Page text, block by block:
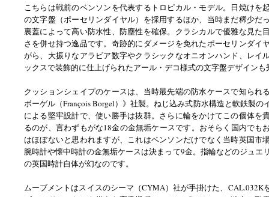
こちらは戦前のベンソンを代表するトロピカル・モデル。日焼けを
の文字盤（ポーセリンダイヤル）を採用するほか、当時まだ稀少だ
裏蓋によって高い防水性、防塵性を確保。クラシカルで優雅な見た
さを併せ持つ逸品です。奇跡的にダメージを免れたポーセリンダイ
がら、大振りなアラビア数字やクラシックなオニオンハンド、レイ
ックスで装飾的に仕上げられたアール・デコ様式の文字盤デザインも
クッションシェイプのケースは、当時最先端の防水ケースで知られ
ボーゲル（François Borgel）》社製。ねじ込み式防水構造と軟鉄製の
による堅牢設計で、使い勝手は抜群。さらに輪をかけてこの個体を
るのが、言わずもがな18金の金無垢ケースです。おそらく国内でも
はほぼないと思われますが、これはベンソンだけでなく当時英国市
腕時計や懐中時計の金無垢ケースは決まって9金。指輪などのジュエ
の英国時計自体が幻なのです。
ムーブメントはスイスのシーマ（CYMA）社が手掛けた、CAL.032K